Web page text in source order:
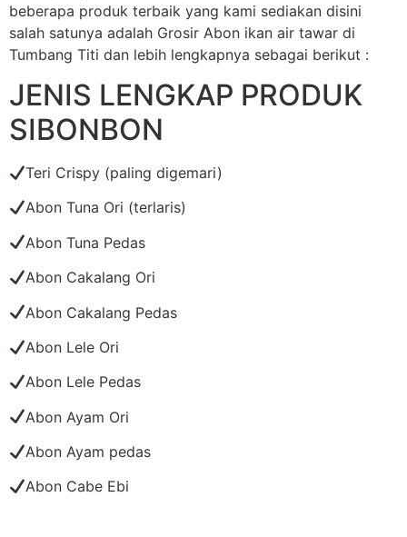
beberapa produk terbaik yang kami sediakan disini
salah satunya adalah Grosir Abon ikan air tawar di
Tumbang Titi dan lebih lengkapnya sebagai berikut :
JENIS LENGKAP PRODUK
SIBONBON
Teri Crispy (paling digemari)
Abon Tuna Ori (terlaris)
Abon Tuna Pedas
Abon Cakalang Ori
Abon Cakalang Pedas
Abon Lele Ori
Abon Lele Pedas
Abon Ayam Ori
Abon Ayam pedas
Abon Cabe Ebi